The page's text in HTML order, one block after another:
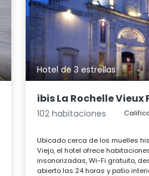
Hotel de 3 estrellas
ibis La Rochelle Vieux
102 habitaciones
Ubicado cerca de los muelles
Viejo, el hotel ofrece
insonorizadas, Wi-Fi gratuito,
abierto las 24 horas y patio